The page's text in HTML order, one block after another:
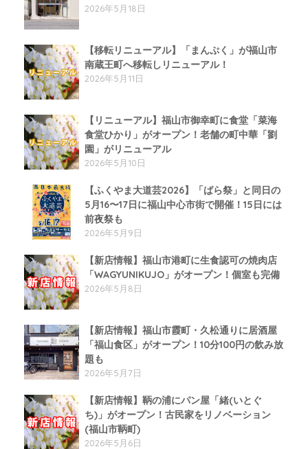
2026年5月18日
【移転リニューアル】「まんぷく」が福山市
南蔵王町へ移転しリニューアル！
2026年5月11日
【リニューアル】福山市御幸町に食堂「菜海
食堂ひかり」がオープン！老舗の町中華「劉
園」がリニューアル
2026年5月10日
【ふくやま大道芸2026】「ばら祭」と同日の
5月16〜17日に福山中心市街で開催！15日には
前夜祭も
2026年5月9日
【新店情報】福山市港町に生食認可の焼肉店
「WAGYUNIKUJO」がオープン！個室も完備
2026年5月8日
【新店情報】福山市霞町・久松通りに居酒屋
「福山食区」がオープン！10分100円の飲み放
題も
2026年5月7日
【新店情報】鞆の浦にパン屋「緒(いとぐ
ち)」がオープン！古民家をリノベーション
(福山市鞆町)
2026年5月6日